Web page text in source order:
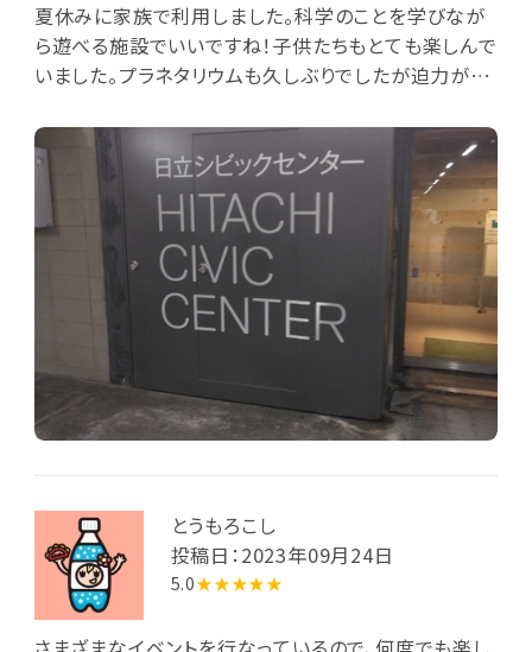
夏休みに家族で利用しました。科学のことを学びなが
ら遊べる施設でいいですね！子供たちもとても楽しんで
いました。プラネタリウムも久しぶりでしたが迫力がす
とうもろこし
投稿日：2023年09月24日
5.0★★★★★